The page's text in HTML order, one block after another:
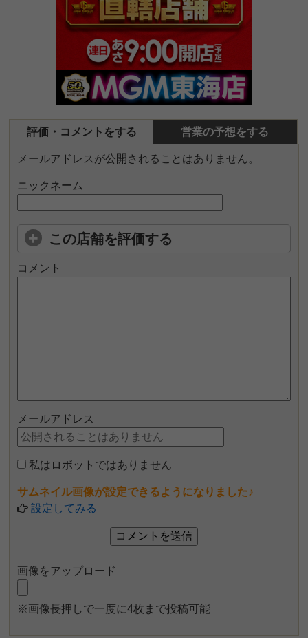
評価・コメントをする 営業の予想をする
メールアドレスが公開されることはありません。
ニックネーム
この店舗を評価する
コメント
メールアドレス
私はロボットではありません
サムネイル画像が設定できるようになりました♪
設定してみる
画像をアップロード
※画像長押しで一度に4枚まで投稿可能